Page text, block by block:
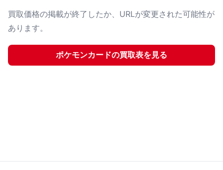
買取価格の掲載が終了したか、URLが変更された可能性が
あります。
ポケモンカードの買取表を見る